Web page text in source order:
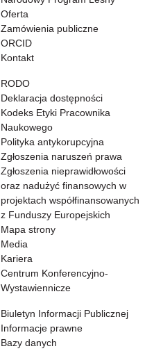
Oferta
Zamówienia publiczne
ORCID
Kontakt
RODO
Deklaracja dostępności
Kodeks Etyki Pracownika
Naukowego
Polityka antykorupcyjna
Zgłoszenia naruszeń prawa
Zgłoszenia nieprawidłowości
oraz nadużyć finansowych w
projektach współfinansowanych
z Funduszy Europejskich
Mapa strony
Media
Kariera
Centrum Konferencyjno-
Wystawiennicze
Biuletyn Informacji Publicznej
Informacje prawne
Bazy danych